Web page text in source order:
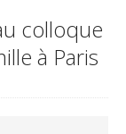
colloque
à Paris